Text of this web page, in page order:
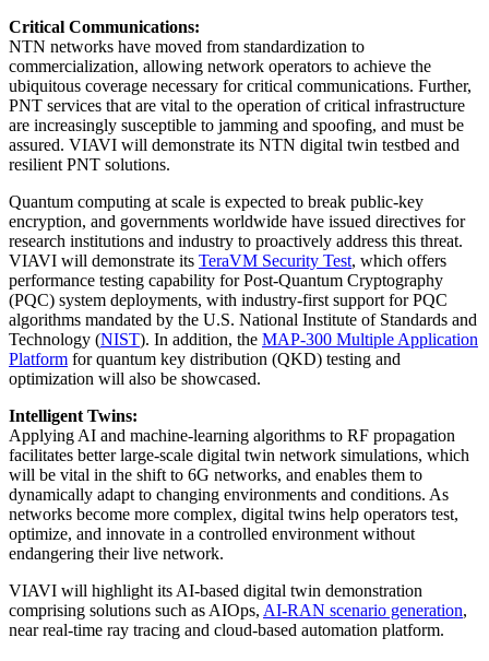
Critical Communications:
NTN networks have moved from standardization to
commercialization, allowing network operators to achieve the
ubiquitous coverage necessary for critical communications. Further,
PNT services that are vital to the operation of critical infrastructure
are increasingly susceptible to jamming and spoofing, and must be
assured. VIAVI will demonstrate its NTN digital twin testbed and
resilient PNT solutions.
Quantum computing at scale is expected to break public-key
encryption, and governments worldwide have issued directives for
research institutions and industry to proactively address this threat.
VIAVI will demonstrate its TeraVM Security Test, which offers
performance testing capability for Post-Quantum Cryptography
(PQC) system deployments, with industry-first support for PQC
algorithms mandated by the U.S. National Institute of Standards and
Technology (NIST). In addition, the MAP-300 Multiple Application
Platform for quantum key distribution (QKD) testing and
optimization will also be showcased.
Intelligent Twins:
Applying AI and machine-learning algorithms to RF propagation
facilitates better large-scale digital twin network simulations, which
will be vital in the shift to 6G networks, and enables them to
dynamically adapt to changing environments and conditions. As
networks become more complex, digital twins help operators test,
optimize, and innovate in a controlled environment without
endangering their live network.
VIAVI will highlight its AI-based digital twin demonstration
comprising solutions such as AIOps, AI-RAN scenario generation,
near real-time ray tracing and cloud-based automation platform.